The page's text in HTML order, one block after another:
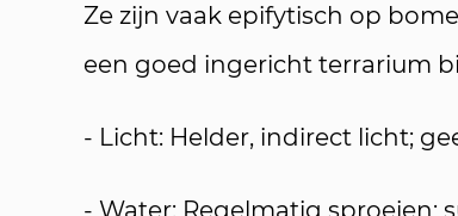
Ze zijn vaak epifytisch op
een goed ingericht terrarium
- Licht: Helder, indirect licht;
- Water: Regelmatig sproeien;